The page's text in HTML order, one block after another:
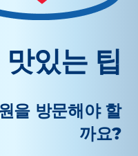
맛있는 팁
을 방문해야 할
까요?